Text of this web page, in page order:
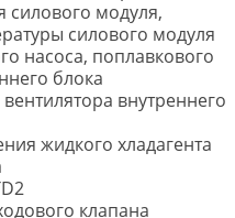
силового модуля,
силового модуля
насоса, поплавкового
блока
внутреннего
жидкого хладагента
клапана